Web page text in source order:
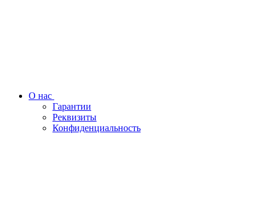
О нас
Гарантии
Реквизиты
Конфиденциальность